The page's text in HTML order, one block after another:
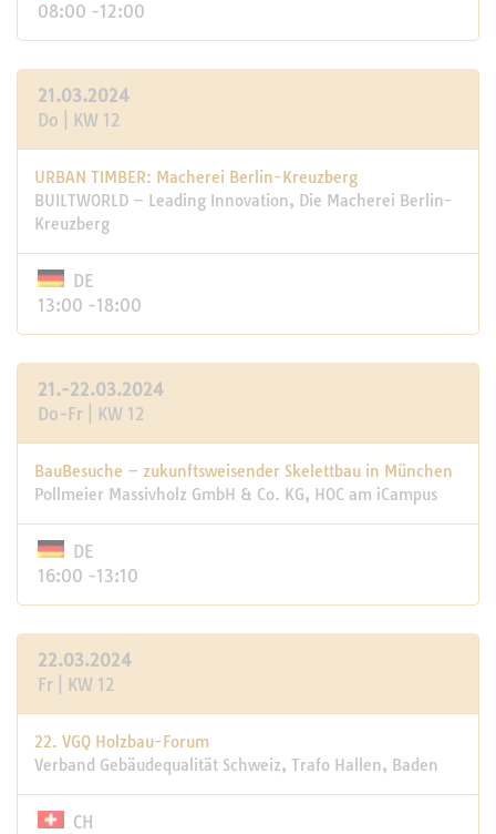
08:00 -12:00
21.03.2024
Do | KW 12
URBAN TIMBER: Macherei Berlin-Kreuzberg
BUILTWORLD – Leading Innovation, Die Macherei Berlin-
Kreuzberg
DE
13:00 -18:00
21.-22.03.2024
Do-Fr | KW 12
BauBesuche – zukunftsweisender Skelettbau in München
Pollmeier Massivholz GmbH & Co. KG, HOC am iCampus
DE
16:00 -13:10
22.03.2024
Fr | KW 12
22. VGQ Holzbau-Forum
Verband Gebäudequalität Schweiz, Trafo Hallen, Baden
CH